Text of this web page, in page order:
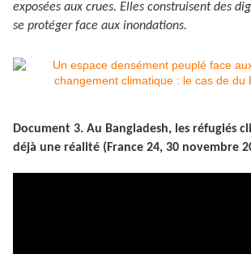
exposées aux crues. Elles construisent des
se protéger face aux inondations.
Document 3. Au Bangladesh, les réfugiés
déjà une réalité (France 24, 30 novembre